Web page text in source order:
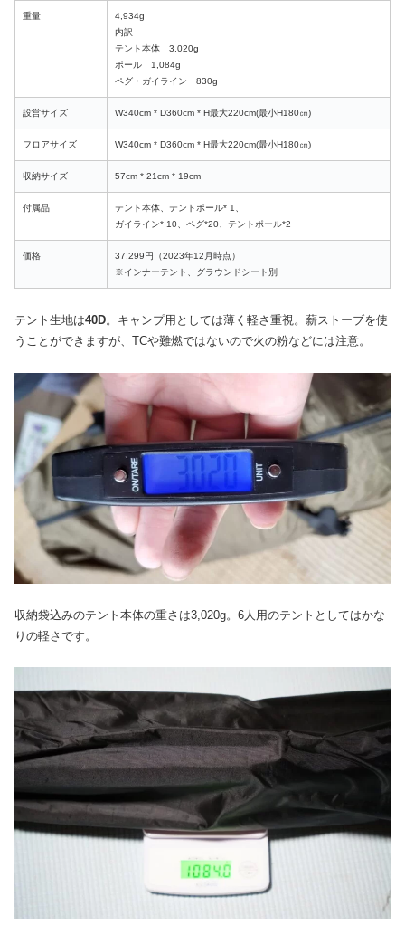
重量
4,934g
内訳
テント本体 3,020g
ポール 1,084g
ペグ・ガイライン 830g
設営サイズ W340cm * D360cm * H最大220cm(最小H180㎝)
フロアサイズ W340cm * D360cm * H最大220cm(最小H180㎝)
収納サイズ 57cm * 21cm * 19cm
付属品
テント本体、テントポール* 1、
ガイライン* 10、ペグ*20、テントポール*2
価格
37,299円（2023年12月時点）
※インナーテント、グラウンドシート別
テント生地は40D。キャンプ用としては薄く軽さ重視。薪ストーブを使
うことができますが、TCや難燃ではないので火の粉などには注意。
収納袋込みのテント本体の重さは3,020g。6人用のテントとしてはかな
りの軽さです。